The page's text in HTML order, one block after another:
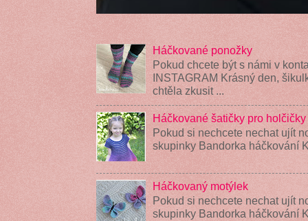
Háčkované ponožky
Pokud chcete být s námi v
INSTAGRAM Krásný den,
chtěla zkusit ...
Háčkované šatičky pro holčičky
Pokud si nechcete nechat ujít
skupinky Bandorka háčkování
Háčkovaný motýlek
Pokud si nechcete nechat ujít
skupinky Bandorka háčkování